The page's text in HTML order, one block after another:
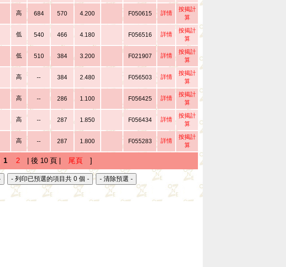
高 684 570 4.200 F050615 詳情
按揭計
算
低 540 466 4.180 F056516 詳情
按揭計
算
低 510 384 3.200 F021907 詳情
按揭計
算
高 -- 384 2.480 F056503 詳情
按揭計
算
高 -- 286 1.100 F056425 詳情
按揭計
算
高 -- 287 1.850 F056434 詳情
按揭計
算
高 -- 287 1.800 F055283 詳情
按揭計
算
1 2 | 後 10 頁 | 尾頁 ]